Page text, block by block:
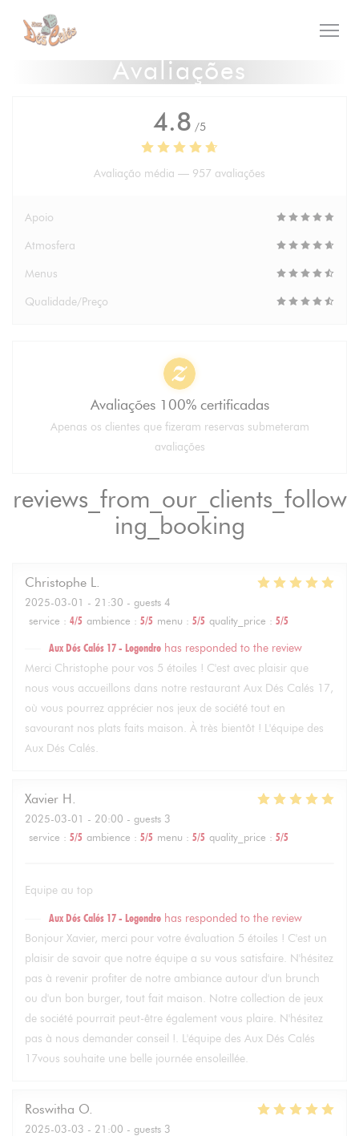
Painel de Gerenciamento de Cookies
Avaliações
reviews_from_our_clients_follow
ing_booking
Christophe L
2025-03-01 - 21:30 - guests 4
service : 4/5 ambience : 5/5 menu : 5/5 quality_price : 5/5
Aux Dés Calés 17 - Legendre has responded to the review
Merci Christophe pour vos 5 étoiles ! C'est avec plaisir que
nous vous accueillons dans notre restaurant Aux Dés Calés 17,
où vous pourrez apprécier nos jeux de société tout en
savourant nos plats faits maison. À très bientôt ! L'équipe des
Aux Dés Calés.
Xavier H
2025-03-01 - 20:00 - guests 3
service : 5/5 ambience : 5/5 menu : 5/5 quality_price : 5/5
Equipe au top
Aux Dés Calés 17 - Legendre has responded to the review
Bonjour Xavier, merci pour votre évaluation 5 étoiles ! C'est un
plaisir de savoir que notre équipe a su vous satisfaire. N'hésitez
pas à revenir profiter de notre ambiance autour d'un brunch
ou d'un bon burger, tout fait maison. Notre collection de jeux
de société pourrait peut-être également vous plaire. N'hésitez
pas à nous demander conseil !. L'équipe des Aux Dés Calés
17vous souhaite une belle journée ensoleillée.
Roswitha O
2025-03-03 - 21:00 - guests 3
4.8 /5
Avaliação média — 957 avaliações
Apoio
Atmosfera
Menus
Qualidade/Preço
Avaliações 100% certificadas
Apenas os clientes que fizeram reservas submeteram
avaliações